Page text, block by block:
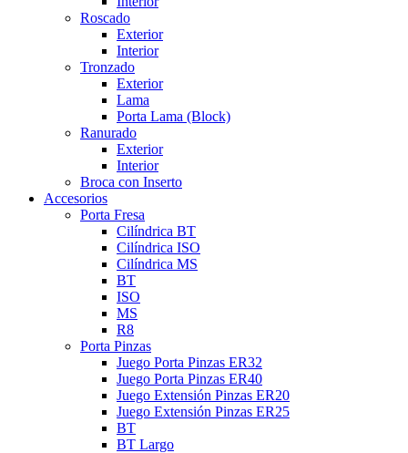
Roscado
Exterior
Interior
Tronzado
Exterior
Lama
Porta Lama (Block)
Ranurado
Exterior
Interior
Broca con Inserto
Accesorios
Porta Fresa
Cilíndrica BT
Cilíndrica ISO
Cilíndrica MS
BT
ISO
MS
R8
Porta Pinzas
Juego Porta Pinzas ER32
Juego Porta Pinzas ER40
Juego Extensión Pinzas ER20
Juego Extensión Pinzas ER25
BT
BT Largo